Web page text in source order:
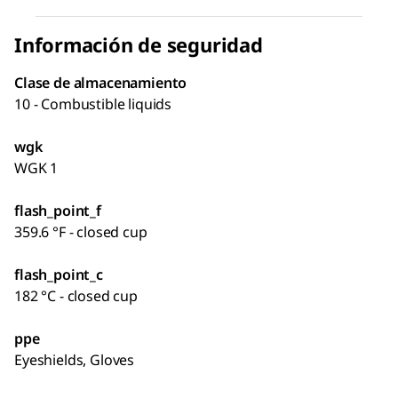
Información de seguridad
Clase de almacenamiento
10 - Combustible liquids
wgk
WGK 1
flash_point_f
359.6 °F - closed cup
flash_point_c
182 °C - closed cup
ppe
Eyeshields, Gloves